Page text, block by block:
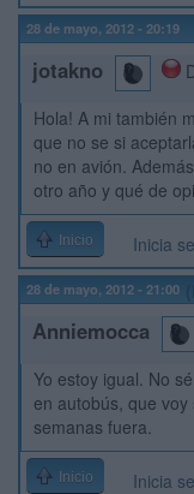
28 de mayo, 2012 - 20:19
jotakno
Hola! A mi también
que no se si
no en avión.
otro año y qué de
Inicio Inicia
28 de mayo, 2012 - 21:00
Anniemocca
Yo estoy igual. No
en autobús, que
semanas fuera.
Inicio Inicia